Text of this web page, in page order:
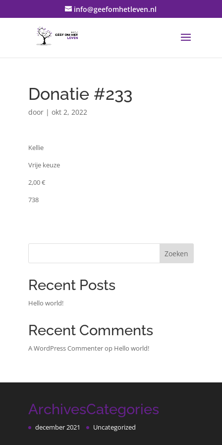
info@geefomhetleven.nl
Donatie #233
door | okt 2, 2022
Kellie
Vrije keuze
2,00 €
738
Zoeken
Recent Posts
Hello world!
Recent Comments
A WordPress Commenterop Hello world!
Archives
december 2021
Categories
Uncategorized